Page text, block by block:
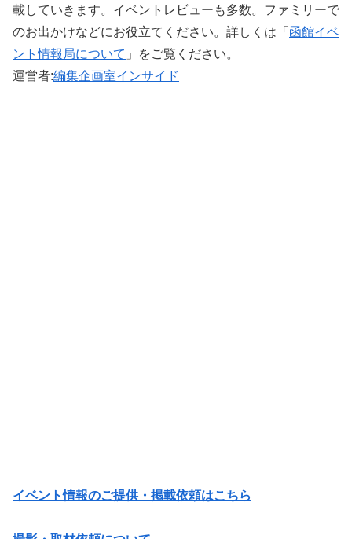
載していきます。イベントレビューも多数。ファミリーで
のお出かけなどにお役立てください。詳しくは「 函館イベ
ント情報局について 」をご覧ください。 ‎
運営者:編集企画室インサイド
イベント情報のご提供・掲載依頼はこちら